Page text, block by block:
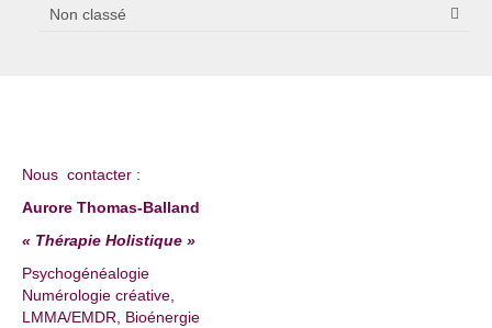
Non classé
Nous contacter :
Aurore Thomas-Balland
« Thérapie Holistique »
Psychogénéalogie
Numérologie créative,
LMMA/EMDR, Bioénergie